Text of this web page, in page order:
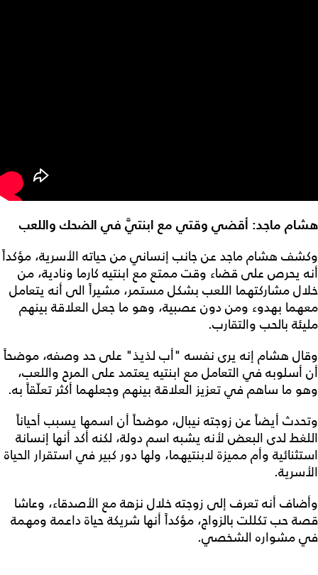
هشام ماجد: أقضي وقتي مع ابنتيَّ في الضحك واللعب
وكشف هشام ماجد عن جانب إنساني من حياته الأسرية، مؤكداً
أنه يحرص على قضاء وقت ممتع مع ابنتيه كارما ونادية، من
خلال مشاركتهما اللعب بشكل مستمر، مشيراً الى أنه يتعامل
معهما بهدوء ومن دون عصبية، وهو ما جعل العلاقة بينهم
مليئة بالحب والتقارب.
وقال هشام إنه يرى نفسه "أب لذيذ" على حد وصفه، موضحاً
أن أسلوبه في التعامل مع ابنتيه يعتمد على المرح واللعب،
وهو ما ساهم في تعزيز العلاقة بينهم وجعلهما أكثر تعلّقاً به.
وتحدث أيضاً عن زوجته نيبال، موضحاً أن اسمها يسبب أحياناً
اللغط لدى البعض لأنه يشبه اسم دولة، لكنه أكد أنها إنسانة
استثنائية وأم مميزة لابنتيهما، ولها دور كبير في استقرار الحياة
الأسرية.
وأضاف أنه تعرف إلى زوجته خلال نزهة مع الأصدقاء، وعاشا
قصة حب تكللت بالزواج، مؤكداً أنها شريكة حياة داعمة ومهمة
في مشواره الشخصي.